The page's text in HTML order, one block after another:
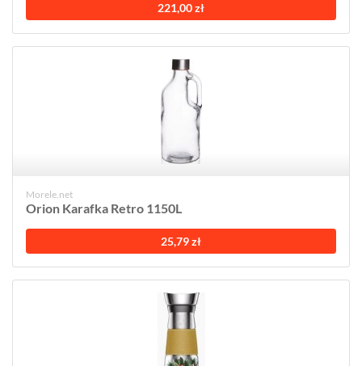
221,00 zł
Morele.net
Orion Karafka Retro 1150L
25,79 zł